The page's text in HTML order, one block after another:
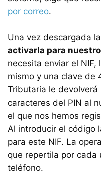
por correo.
Una vez descargada
activarla para
necesita enviar el
mismo y una clave de
Tributaria le devolverá
caracteres del PIN al
el que nos hemos
Al introducir el código
para este NIF. La
que repertila por cada
teléfono.